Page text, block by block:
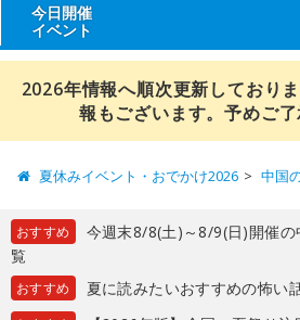
今日開催
イベント
2026年情報へ順次更新しており
報もございます。予めご了
夏休みイベント・おでかけ2026 中国
おすすめ
今週末8/8(土)～8/9(日)開催
覧
おすすめ 夏に読みたいおすすめの怖い